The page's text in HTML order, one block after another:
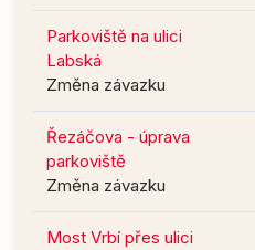
Parkoviště na ulici
Labská
Změna závazku
Řezáčova - úprava
parkoviště
Změna závazku
Most Vrbí přes ulici